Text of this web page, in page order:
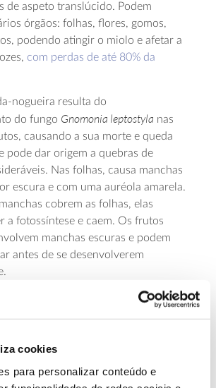
cookies
para personalizar conteúdo e
de aspeto translúcido. Podem
órgãos: folhas, flores, gomos,
podendo atingir o miolo e afetar a
com perdas de até 80% da
nogueira resulta do
do fungo Gnomonia leptostyla nas
causando a sua morte e queda
pode dar origem a quebras de
Nas folhas, causa manchas
escura e com uma auréola amarela.
cobrem as folhas, elas
a fotossíntese e caem. Os frutos
manchas escuras e podem
antes de se desenvolverem
e antracnose, a doença da tinta e
(causando doenças